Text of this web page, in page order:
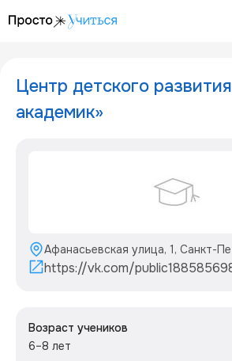
Центр детского
академик»
Афанасьевская улица, 1, Санкт-
https://vk.com/
Возраст учеников
6–8 лет